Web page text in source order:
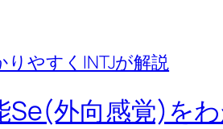
外向感覚)を